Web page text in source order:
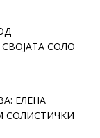
СОЛО
ЕЛЕНА
СОЛИСТИЧКИ